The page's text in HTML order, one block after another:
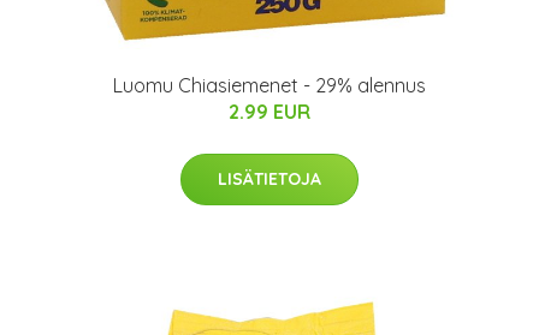
Luomu Chiasiemenet - 29% alennus
2.99 EUR
LISÄTIETOJA